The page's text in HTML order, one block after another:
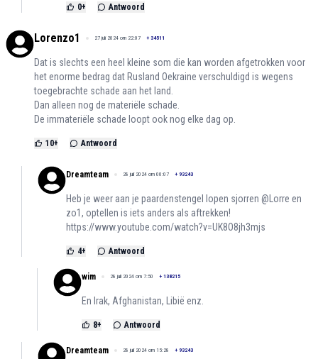
0+ Antwoord
Lorenzo1 27 juli 2024 om 22:07 + 34511
Dat is slechts een heel kleine som die kan worden afgetrokken voor
het enorme bedrag dat Rusland Oekraine verschuldigd is wegens
toegebrachte schade aan het land.
Dan alleen nog de materiële schade.
De immateriële schade loopt ook nog elke dag op.
10+ Antwoord
Dreamteam 28 juli 2024 om 00:07 + 93243
Heb je weer aan je paardenstengel lopen sjorren @Lorre en
zo1, optellen is iets anders als aftrekken!
https://www.youtube.com/watch?v=UK8O8jh3mjs
4+ Antwoord
wim 28 juli 2024 om 7:50 + 138215
En Irak, Afghanistan, Libië enz.
8+ Antwoord
Dreamteam 28 juli 2024 om 15:28 + 93243